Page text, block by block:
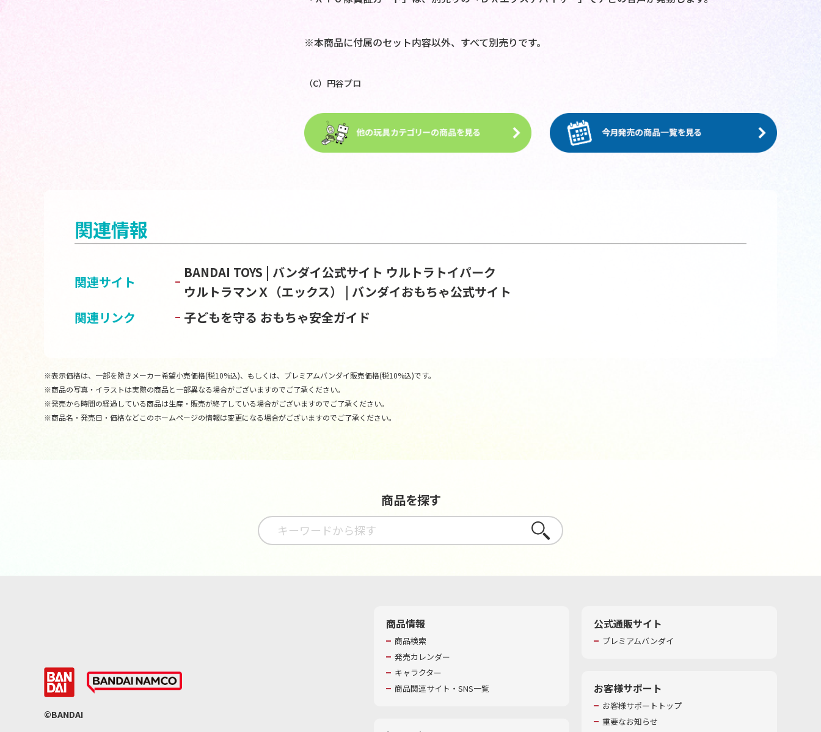
※本商品に付属のセット内容以外、すべて別売りです。
（C）円谷プロ
関連情報
関連サイト
BANDAI TOYS | バンダイ公式サイト ウルトラトイパーク
ウルトラマンＸ（エックス） | バンダイおもちゃ公式サイト
関連リンク
子どもを守る おもちゃ安全ガイド
※表示価格は、一部を除きメーカー希望小売価格(税10%込)、もしくは、プレミアムバンダイ販売価格(税10%込)です。
※商品の写真・イラストは実際の商品と一部異なる場合がございますのでご了承ください。
※発売から時間の経過している商品は生産・販売が終了している場合がございますのでご了承ください。
※商品名・発売日・価格などこのホームページの情報は変更になる場合がございますのでご了承ください。
商品を探す
さがす
©BANDAI
商品情報
商品検索
発売カレンダー
キャラクター
商品関連サイト・SNS一覧
公式通販サイト
プレミアムバンダイ
お客様サポート
お客様サポートトップ
重要なお知らせ